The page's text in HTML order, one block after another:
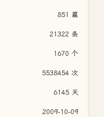
851 篇
21322 条
1670 个
5538454 次
6145 天
2009-10-09